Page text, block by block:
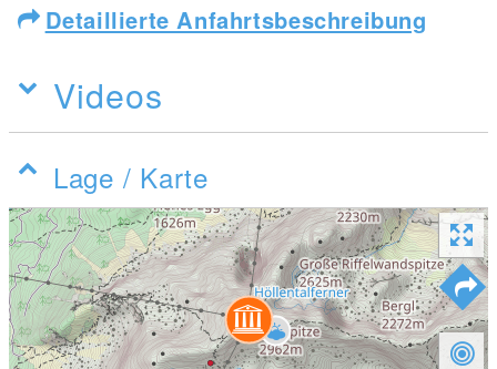
Detaillierte Anfahrtsbeschreibung
Videos
Lage / Karte